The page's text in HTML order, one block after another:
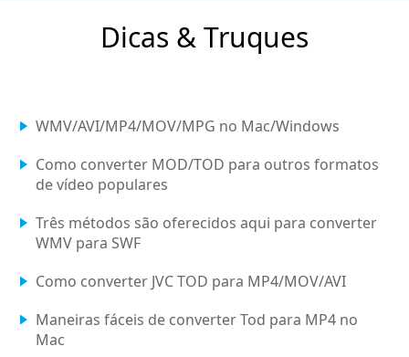
Dicas & Truques
WMV/AVI/MP4/MOV/MPG no Mac/Windows
Como converter MOD/TOD para outros formatos
de vídeo populares
Três métodos são oferecidos aqui para converter
WMV para SWF
Como converter JVC TOD para MP4/MOV/AVI
Maneiras fáceis de converter Tod para MP4 no
Mac